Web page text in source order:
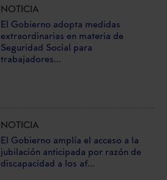
NOTICIA
El Gobierno adopta medidas
extraordinarias en materia de
Seguridad Social para
trabajadores...
NOTICIA
El Gobierno amplía el acceso a la
jubilación anticipada por razón de
discapacidad a los af...